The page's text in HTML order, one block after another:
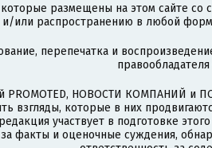
размещены на этом сайте со
или распространению в любой
перепечатка и
PROMOTED, НОВОСТИ КОМПАНИЙ и
взгляды, которые в них
участвует в подготовке
факты и оценочные суждения,